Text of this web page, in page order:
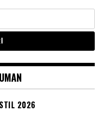
2026